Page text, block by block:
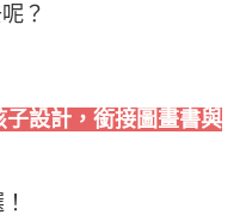
？
設計，銜接圖畫書與